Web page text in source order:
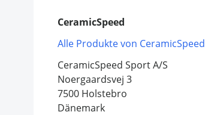
CeramicSpeed
Alle Produkte von CeramicSpeed
CeramicSpeed Sport A/S
Noergaardsvej 3
7500 Holstebro
Dänemark